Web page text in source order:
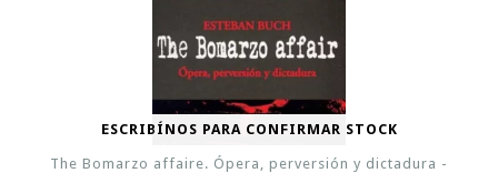
ESCRIBÍNOS PARA CONFIRMAR STOCK
The Bomarzo affaire. Ópera, perversión y dictadura -